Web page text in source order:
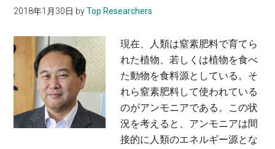
科
疫
学
教
授
ン
ロ
ー
眠
2018年1月30日 byTop Researchers
現在、人類は窒素肥料で育てら
れた植物、若しくは植物を食べ
た動物を食料源としている。そ
れら窒素肥料して使われている
のがアンモニアである。この状
況を考えると、アンモニアは間
接的に人類のエネルギー源とな